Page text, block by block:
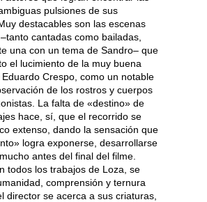
pulsiones de sus
destacables son las escenas
cantadas como bailadas,
una con un tema de Sandro– que
el lucimiento de la muy buena
Crespo, como un notable
de los rostros y cuerpos
La falta de «destino» de
hace, sí, que el recorrido se
extenso, dando la sensación que
logra exponerse, desarrollarse
antes del final del filme.
todos los trabajos de Loza, se
comprensión y ternura
director se acerca a sus criaturas,